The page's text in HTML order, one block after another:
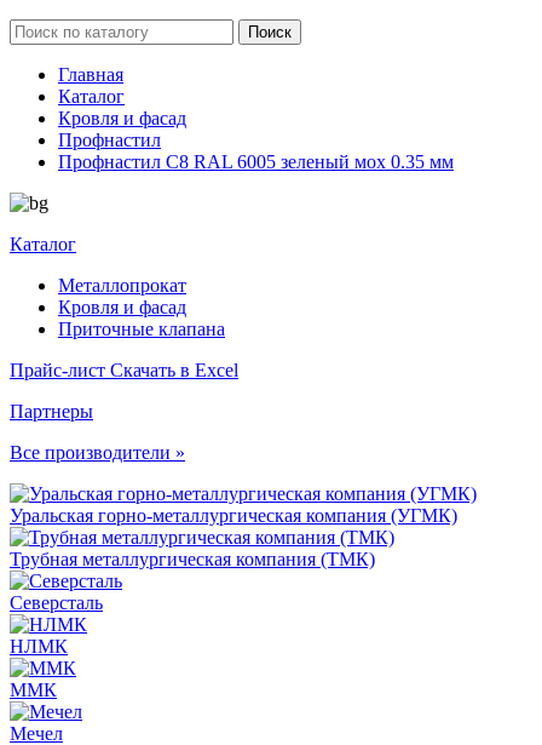
Главная
Каталог
Кровля и фасад
Профнастил
Профнастил С8 RAL 6005 зеленый мох 0.35 мм
Каталог
Металлопрокат
Кровля и фасад
Приточные клапана
Прайс-лист Скачать в Excel
Партнеры
Все производители »
Уральская горно-металлургическая компания (УГМК)
Трубная металлургическая компания (ТМК)
Северсталь
НЛМК
ММК
Мечел